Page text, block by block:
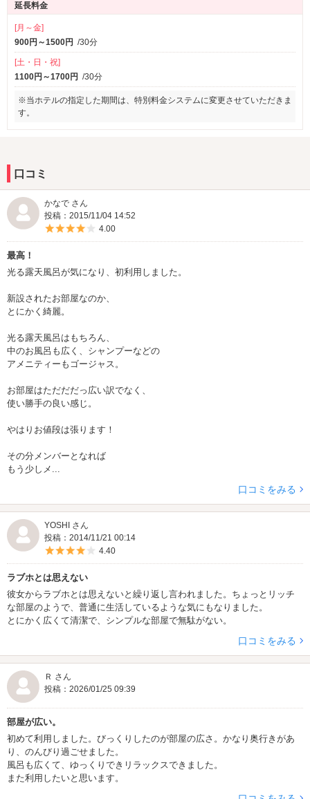
延長料金
[月～金]
900円～1500円 /30分
[土・日・祝]
1100円～1700円 /30分
※当ホテルの指定した期間は、特別料金システムに変更させていただきま
す。
口コミ
かなで さん
投稿：2015/11/04 14:52
5つ星のうち4
4.00
最高！
光る露天風呂が気になり、初利用しました。
新設されたお部屋なのか、
とにかく綺麗。
光る露天風呂はもちろん、
中のお風呂も広く、シャンプーなどの
アメニティーもゴージャス。
お部屋はただだだっ広い訳でなく、
使い勝手の良い感じ。
やはりお値段は張ります！
その分メンバーとなれば
もう少しメ...
口コミをみる
YOSHI さん
投稿：2014/11/21 00:14
5つ星のうち4
4.40
ラブホとは思えない
彼女からラブホとは思えないと繰り返し言われました。ちょっとリッチ
な部屋のようで、普通に生活しているような気にもなりました。
とにかく広くて清潔で、シンプルな部屋で無駄がない。
口コミをみる
Ｒ さん
投稿：2026/01/25 09:39
部屋が広い。
初めて利用しました。びっくりしたのが部屋の広さ。かなり奥行きがあ
り、のんびり過ごせました。
風呂も広くて、ゆっくりできリラックスできました。
また利用したいと思います。